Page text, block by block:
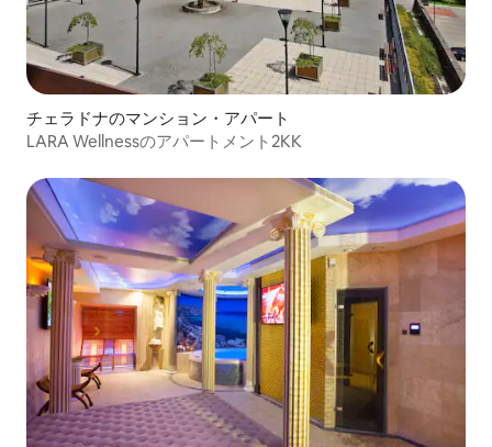
チェラドナのマンション・アパート
LARA Wellnessのアパートメント2KK